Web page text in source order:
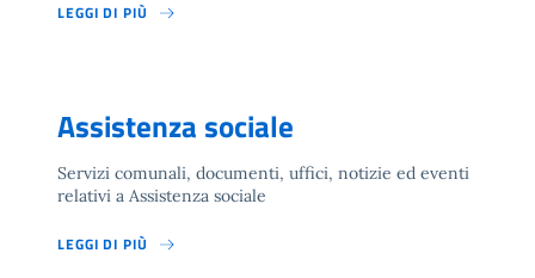
LEGGI DI PIÙ
Assistenza sociale
Servizi comunali, documenti, uffici, notizie ed eventi
relativi a Assistenza sociale
LEGGI DI PIÙ